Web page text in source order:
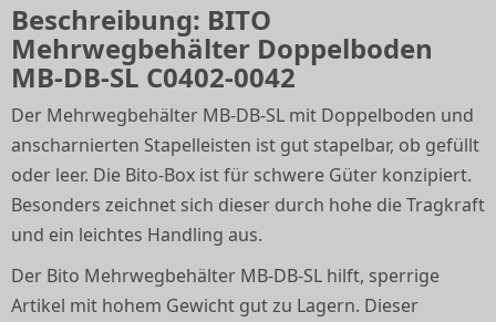
Beschreibung: BITO
Mehrwegbehälter Doppelboden
MB-DB-SL C0402-0042
Der Mehrwegbehälter MB-DB-SL mit Doppelboden und
anscharnierten Stapelleisten ist gut stapelbar, ob gefüllt
oder leer. Die Bito-Box ist für schwere Güter konzipiert.
Besonders zeichnet sich dieser durch hohe die Tragkraft
und ein leichtes Handling aus.
Der Bito Mehrwegbehälter MB-DB-SL hilft, sperrige
Artikel mit hohem Gewicht gut zu Lagern. Dieser